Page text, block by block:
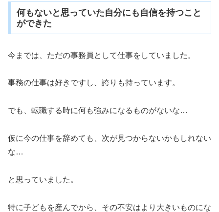
何もないと思っていた自分にも自信を持つこと
ができた
今までは、ただの事務員として仕事をしていました。
事務の仕事は好きですし、誇りも持っています。
でも、転職する時に何も強みになるものがないな…
仮に今の仕事を辞めても、次が見つからないかもしれない
な…
と思っていました。
特に子どもを産んでから、その不安はより大きいものにな